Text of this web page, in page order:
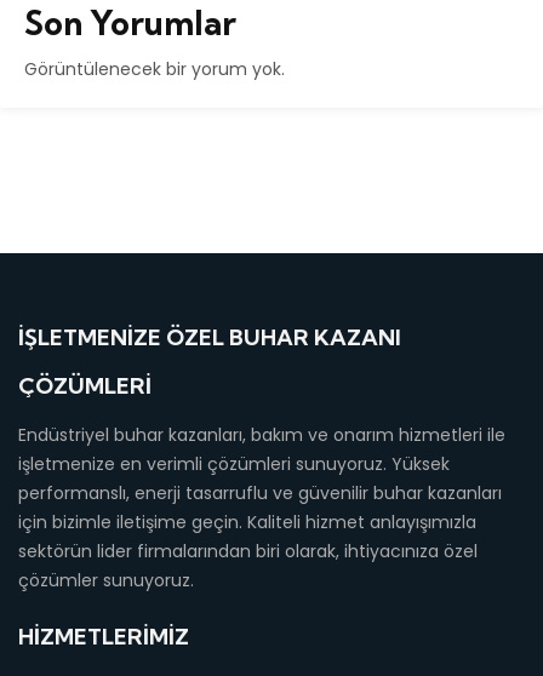
Son Yorumlar
Görüntülenecek bir yorum yok.
İŞLETMENIZE ÖZEL BUHAR KAZANI
ÇÖZÜMLERI
Endüstriyel buhar kazanları, bakım ve onarım hizmetleri ile
işletmenize en verimli çözümleri sunuyoruz. Yüksek
performanslı, enerji tasarruflu ve güvenilir buhar kazanları
için bizimle iletişime geçin. Kaliteli hizmet anlayışımızla
sektörün lider firmalarından biri olarak, ihtiyacınıza özel
çözümler sunuyoruz.
HIZMETLERIMIZ